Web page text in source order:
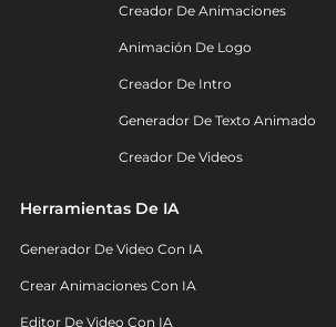
Creador De Animaciones
Animación De Logo
Creador De Intro
Generador De Texto Animado
Creador De Videos
Herramientas De IA
Generador De Video Con IA
Crear Animaciones Con IA
Editor De Video Con IA